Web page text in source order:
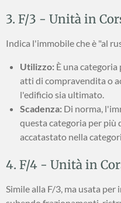
3. F/3 - Unità in
Indica l'immobile che è "al
Utilizzo: È una
atti di compravendita o
l'edificio sia ultimato.
Scadenza: Di norma,
questa categoria per più
accatastato nella
4. F/4 - Unità in
Simile alla F/3, ma usata